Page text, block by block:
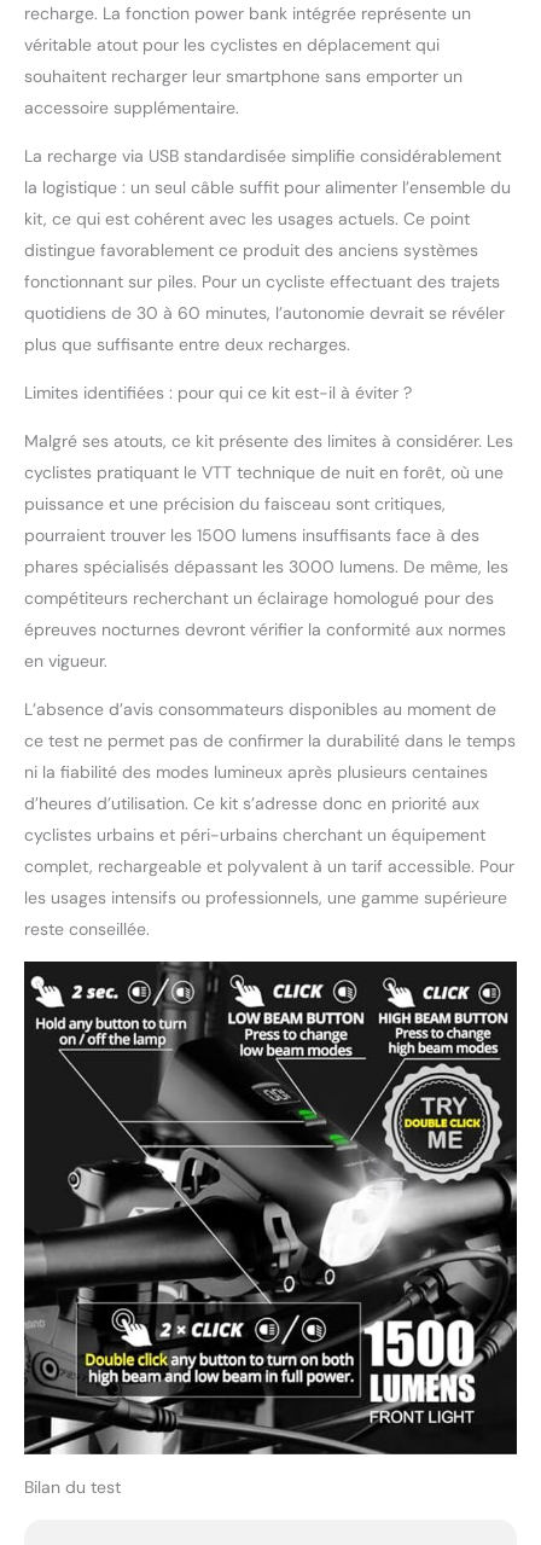
recharge. La fonction power bank intégrée représente un
véritable atout pour les cyclistes en déplacement qui
souhaitent recharger leur smartphone sans emporter un
accessoire supplémentaire.
La recharge via USB standardisée simplifie considérablement
la logistique : un seul câble suffit pour alimenter l’ensemble du
kit, ce qui est cohérent avec les usages actuels. Ce point
distingue favorablement ce produit des anciens systèmes
fonctionnant sur piles. Pour un cycliste effectuant des trajets
quotidiens de 30 à 60 minutes, l’autonomie devrait se révéler
plus que suffisante entre deux recharges.
Limites identifiées : pour qui ce kit est-il à éviter ?
Malgré ses atouts, ce kit présente des limites à considérer. Les
cyclistes pratiquant le VTT technique de nuit en forêt, où une
puissance et une précision du faisceau sont critiques,
pourraient trouver les 1500 lumens insuffisants face à des
phares spécialisés dépassant les 3000 lumens. De même, les
compétiteurs recherchant un éclairage homologué pour des
épreuves nocturnes devront vérifier la conformité aux normes
en vigueur.
L’absence d’avis consommateurs disponibles au moment de
ce test ne permet pas de confirmer la durabilité dans le temps
ni la fiabilité des modes lumineux après plusieurs centaines
d’heures d’utilisation. Ce kit s’adresse donc en priorité aux
cyclistes urbains et péri-urbains cherchant un équipement
complet, rechargeable et polyvalent à un tarif accessible. Pour
les usages intensifs ou professionnels, une gamme supérieure
reste conseillée.
Bilan du test